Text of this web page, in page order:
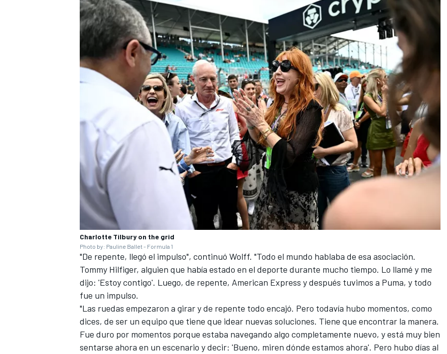
Charlotte Tilbury on the grid
Photo by: Pauline Ballet - Formula 1
"De repente, llegó el impulso", continuó Wolff. "Todo el mundo hablaba de esa asociación.
Tommy Hilfiger, alguien que había estado en el deporte durante mucho tiempo. Lo llamé y me
dijo: 'Estoy contigo'. Luego, de repente, American Express y después tuvimos a Puma, y todo
fue un impulso.
"Las ruedas empezaron a girar y de repente todo encajó. Pero todavía hubo momentos, como
dices, de ser un equipo que tiene que idear nuevas soluciones. Tiene que encontrar la manera.
Fue duro por momentos porque estaba navegando algo completamente nuevo, y está muy bien
sentarse ahora en un escenario y decir: 'Bueno, miren dónde estamos ahora'. Pero hubo días al